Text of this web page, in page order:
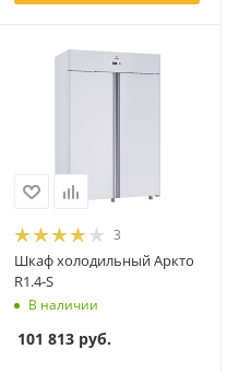
3
Шкаф холодильный Аркто
R1.4-S
В наличии
101 813 руб.